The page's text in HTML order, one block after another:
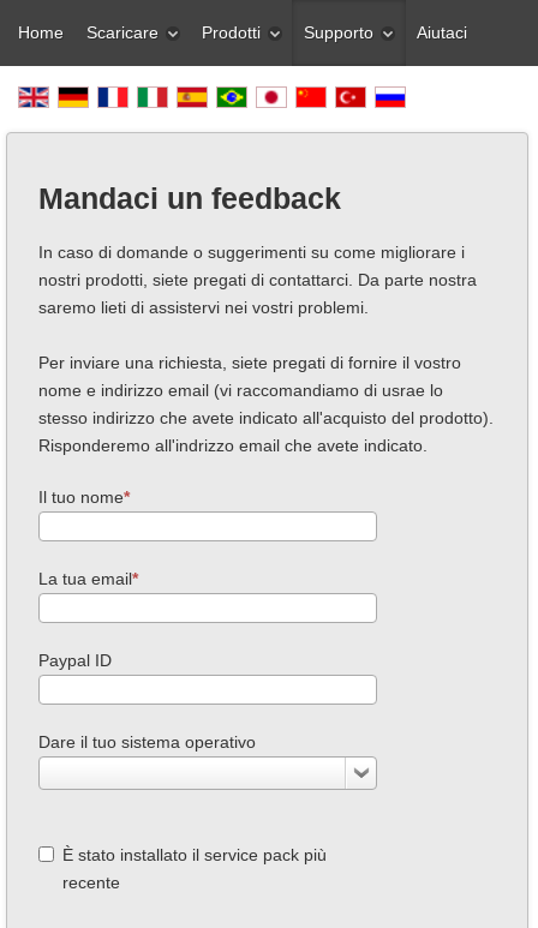
Home Scaricare Prodotti Supporto Aiutaci
Mandaci un feedback
In caso di domande o suggerimenti su come migliorare i
nostri prodotti, siete pregati di contattarci. Da parte nostra
saremo lieti di assistervi nei vostri problemi.
Per inviare una richiesta, siete pregati di fornire il vostro
nome e indirizzo email (vi raccomandiamo di usrae lo
stesso indirizzo che avete indicato all'acquisto del prodotto).
Risponderemo all'indrizzo email che avete indicato.
Il tuo nome
La tua email
Paypal ID
Dare il tuo sistema operativo
È stato installato il service pack più
recente